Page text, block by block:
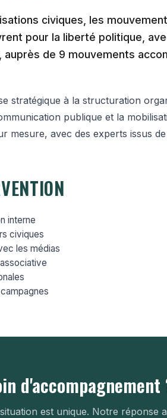
civiques, les
pour la liberté politique,
de 9 mouvements
stratégique à la structuration
publique et la
mesure, avec des experts issus
interne
civiques
les médias
d'accompagnement
est unique. Notre réponse